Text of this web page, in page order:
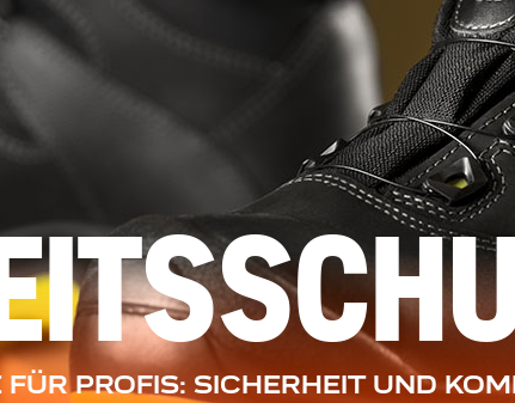
PROFIS: SICHERHEIT UND